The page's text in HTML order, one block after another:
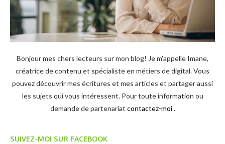
Bonjour mes chers lecteurs sur mon blog! Je m'appelle Imane,
créatrice de contenu et spécialiste en métiers de digital. Vous
pouvez découvrir mes écritures et mes articles et partager aussi
les sujets qui vous intéressent. Pour toute information ou
demande de partenariat contactez-moi.
SUIVEZ-MOI SUR FACEBOOK